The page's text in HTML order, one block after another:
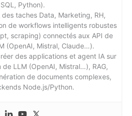
SQL, Python).
des taches Data, Marketing, RH,
de workflows intelligents robustes
scraping) connectés aux API de
(OpenAI, Mistral, Claude…).
des applications et agent IA sur
LLM (OpenAI, Mistral…), RAG,
de documents complexes,
Node.js/Python.